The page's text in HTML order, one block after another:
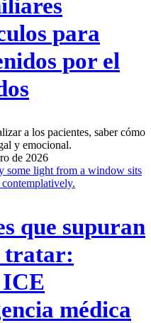
para
por el
a los pacientes, saber cómo
y emocional.
de 2026
que supuran
tratar:
ICE
médica